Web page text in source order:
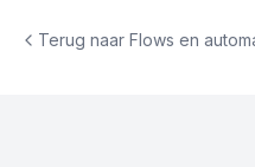
Terug naar Flows en